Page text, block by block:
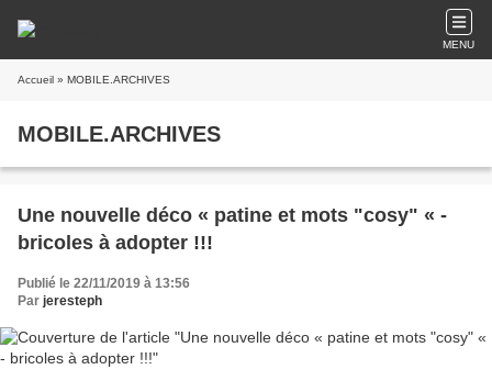
MENU
Accueil » MOBILE.ARCHIVES
MOBILE.ARCHIVES
Une nouvelle déco « patine et mots "cosy" « -
bricoles à adopter !!!
Publié le 22/11/2019 à 13:56
Par jeresteph